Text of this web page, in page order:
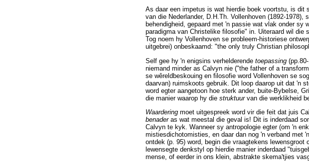
As daar een impetus is wat hierdie boek voortstu, is dit
van die Nederlander, D.H.Th. Vollenhoven (1892-
behendigheid, gepaard met 'n passie wat vlak onder
paradigma van Christelike filosofie" in. Uiteraard wil die
Tog noem hy Vollenhoven se probleem-historiese
uitgebrei) onbeskaamd: "the only truly Christian
Self gee hy 'n enigsins verhelderende toepassing
niemand minder as Calvyn nie ("the father of a
se wêreldbeskouing en filosofie word Vollenhoven se
daarvan) ruimskoots gebruik. Dit loop daarop uit dat 'n
word egter aangetoon hoe sterk ander, buite-Bybelse,
die manier waarop hy die struktuurvan die werklikheid
Waardering moet uitgespreek word vir die feit dat juis
benaderas wat meestal die geval is! Dit is inderdaad
Calvyn te kyk. Wanneer sy antropologie egter (om 'n
mistiesdichotomisties, en daar dan nog 'n verband met
ontdek (p. 95) word, begin die vraagtekens
lewensegte denkstyl op hierdie manier inderdaad
mense, of eerder in ons klein, abstrakte skema'tjies